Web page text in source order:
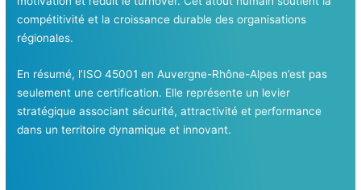
compétitivité et la croissance durable des organisations
régionales.
En résumé, l’ISO 45001 en Auvergne-Rhône-Alpes n’est pas
seulement une certification. Elle représente un levier
stratégique associant sécurité, attractivité et performance
dans un territoire dynamique et innovant.